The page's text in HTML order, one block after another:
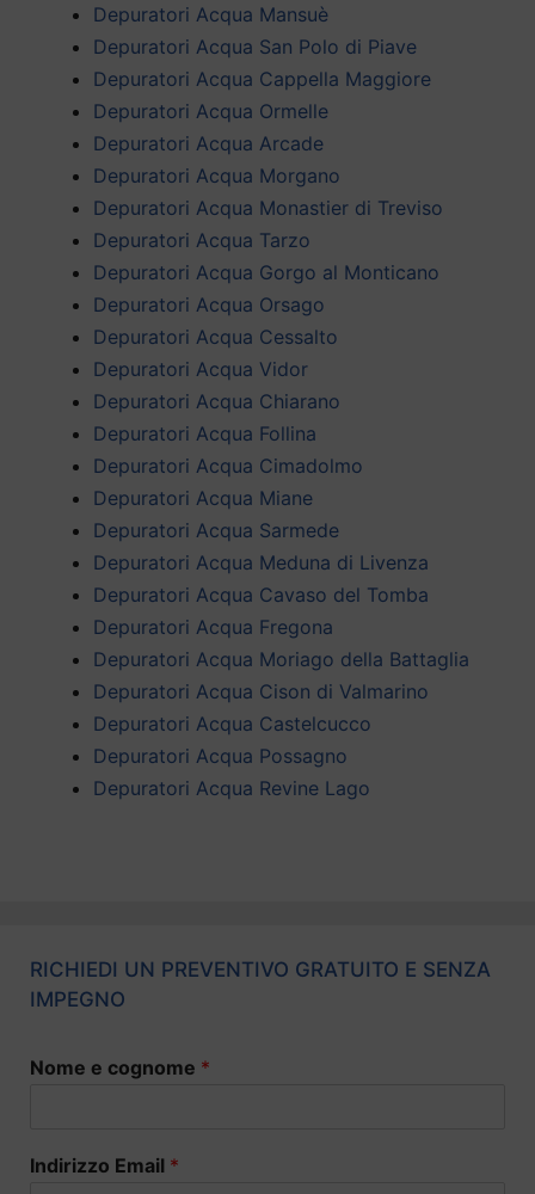
Depuratori Acqua Mansuè
Depuratori Acqua San Polo di Piave
Depuratori Acqua Cappella Maggiore
Depuratori Acqua Ormelle
Depuratori Acqua Arcade
Depuratori Acqua Morgano
Depuratori Acqua Monastier di Treviso
Depuratori Acqua Tarzo
Depuratori Acqua Gorgo al Monticano
Depuratori Acqua Orsago
Depuratori Acqua Cessalto
Depuratori Acqua Vidor
Depuratori Acqua Chiarano
Depuratori Acqua Follina
Depuratori Acqua Cimadolmo
Depuratori Acqua Miane
Depuratori Acqua Sarmede
Depuratori Acqua Meduna di Livenza
Depuratori Acqua Cavaso del Tomba
Depuratori Acqua Fregona
Depuratori Acqua Moriago della Battaglia
Depuratori Acqua Cison di Valmarino
Depuratori Acqua Castelcucco
Depuratori Acqua Possagno
Depuratori Acqua Revine Lago
RICHIEDI UN PREVENTIVO GRATUITO E SENZA
IMPEGNO
Nome e cognome *
Indirizzo Email *